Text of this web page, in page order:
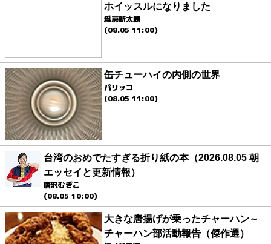
ホイッスルになりました
爲房新太朗
(08.05 11:00)
缶チューハイの内側の世界
パリッコ
(08.05 11:00)
台湾のおめでたすぎる折り紙の本（2026.08.05 朝
エッセイと更新情報）
唐沢むぎこ
(08.05 10:00)
大きな唐揚げが乗ったチャーハン～
チャーハン部活動報告（傑作選）